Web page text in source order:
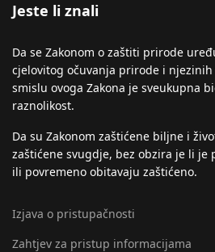
Jeste li znali
Da se Zakonom o zaštiti prirode
cjelovitog očuvanja prirode i
smislu ovoga Zakona je sveukupna
raznolikost.
Da su Zakonom zaštićene biljne i
zaštićene svugdje, bez obzira je li je
ili povremeno obitavaju zaštićeno.
Izjava o pristupačnosti
Zahtjev za pristup informacijama